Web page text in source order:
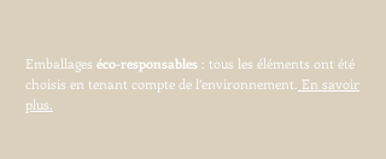
Emballages éco-responsables : tous les éléments ont été
choisis en tenant compte de l’environnement. En savoir
plus.